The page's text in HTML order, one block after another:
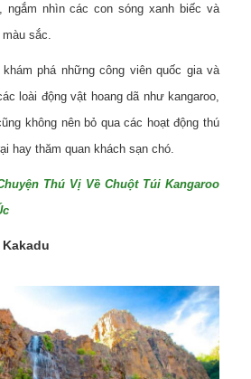
ngắm nhìn các con sóng xanh biếc và
sắc.
phá những công viên quốc gia và
loài động vật hoang dã như kangaroo,
không nên bỏ qua các hoạt động thú
hay thăm quan khách sạn chó.
Thú Vị Về Chuột Túi Kangaroo